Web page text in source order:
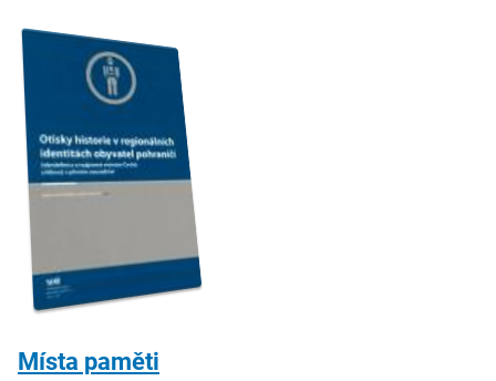
Místa paměti